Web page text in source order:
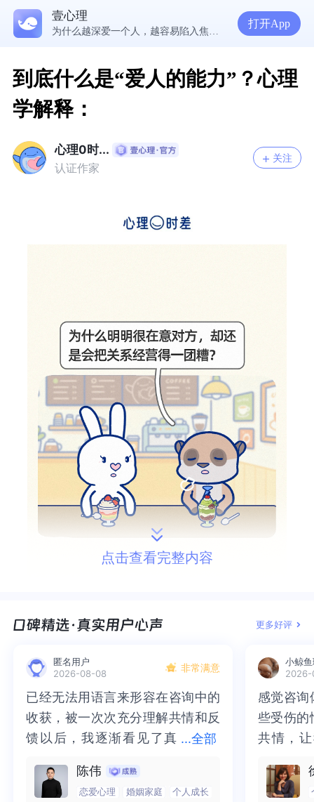
壹心理
5300万人在这里获得专业心理帮助
打开App
到底什么是“爱人的能力”？心理
学解释：
心理0时...
认证作家
关注
点击查看完整内容
更多好评
匿名用户
2026-08-08
非常满意
...全部
已经无法用语言来形容在咨询中的
收获，被一次次充分理解共情和反
馈以后，我逐渐看见了真
清晰，也慢慢找回了内在的力量。
虽然不知道还要有多久的路要走，
已经无法用语言来形容在咨询中的
收获，被一次次充分理解共情和反
馈以后，我逐渐看见了真实的那
也慢慢找回了内在的力量。虽然不
知道还要有多久的路要走，但我很
陈伟
恋爱心理 婚姻家庭 个人成长
小鲸
感觉咨询
些受伤的
共情，
一部分
而且当
感觉咨询
些受伤的
共情，让
处理的
询师准